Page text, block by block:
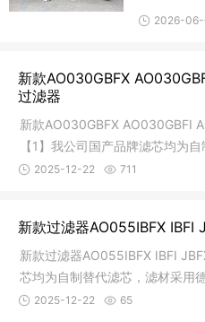
2026-
新款AO030GBFX
过滤器
新款AO030GBFX AO030GBFI
【1】我公司国产品牌滤芯均为
HV公司滤材，注
2025-12-22 711
新款过滤器AO055IBFX IBFI
新款过滤器AO055IBFX IBFI
芯均为自制替代滤芯，滤材采用
标“佳洁”
2025-12-22 65